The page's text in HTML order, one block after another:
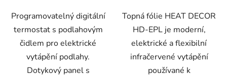
Programovatelný digitální
termostat s podlahovým
čidlem pro elektrické
vytápění podlahy.
Dotykový panel s
Topná fólie HEAT DECOR
HD-EPL je moderní,
elektrické a flexibilní
infračervené vytápění
používané k